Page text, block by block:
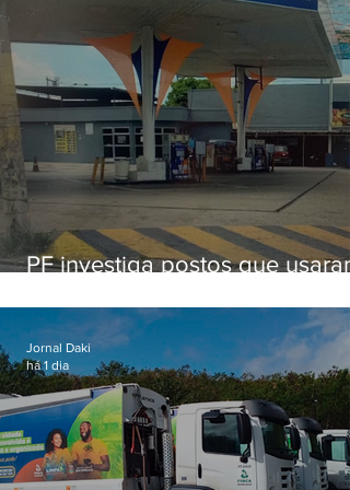
PF investiga postos que usaram
secretário morto em 2020
Jornal Daki
há 1 dia